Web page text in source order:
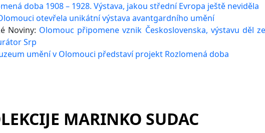
doba 1908 – 1928. Výstava, jakou střední Evropa ještě neviděla
otevřela unikátní výstava avantgardního umění
Noviny: Olomouc připomene vznik Československa, výstavu děl
Srp
umění v Olomouci představí projekt Rozlomená doba
MARINKO SUDAC